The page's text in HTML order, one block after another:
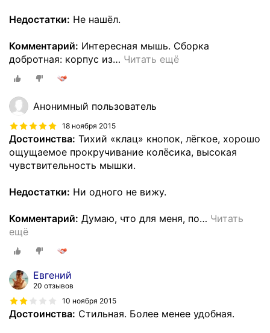
Недостатки: Не нашёл.
Комментарий: Интересная мышь. Сборка
добротная: корпус из… Читать ещё
Анонимный пользователь
18 ноября 2015
Достоинства: Тихий «клац» кнопок, лёгкое, хорошо
ощущаемое прокручивание колёсика, высокая
чувствительность мышки.
Недостатки: Ни одного не вижу.
Комментарий: Думаю, что для меня, по… Читать
ещё
Евгений
20 отзывов
10 ноября 2015
Достоинства: Стильная. Более менее удобная.